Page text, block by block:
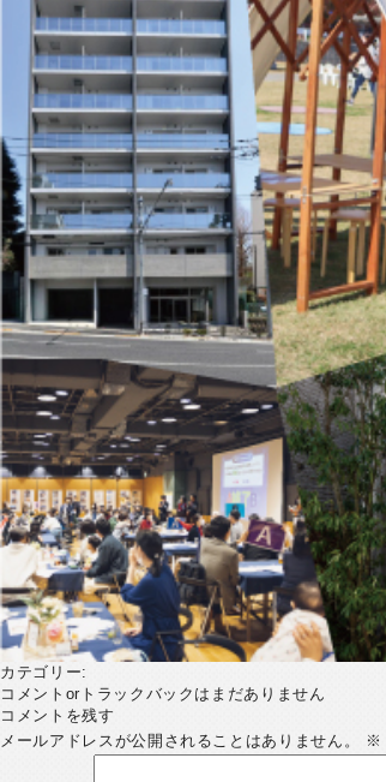
カテゴリー:
コメントorトラックバックはまだありません
コメントを残す
メールアドレスが公開されることはありません。
※